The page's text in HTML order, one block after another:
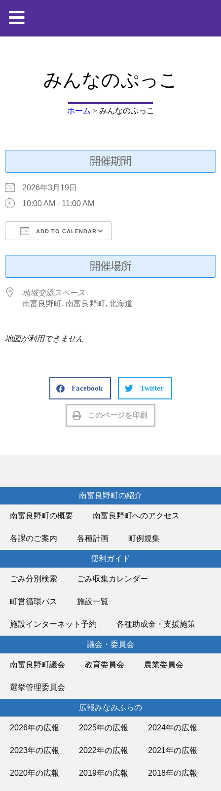
みんなのぷっこ
ホーム > みんなのぷっこ
開催期間
2026年3月19日
10:00 AM - 11:00 AM
ADD TO CALENDAR
開催場所
地域交流スペース
南富良野町, 南富良野町, 北海道
地図が利用できません
Facebook Twitter
このページを印刷
南富良野町の紹介
南富良野町の概要 南富良野町へのアクセス
各課のご案内 各種計画 町例規集
便利ガイド
ごみ分別検索 ごみ収集カレンダー
町営循環バス 施設一覧
施設インターネット予約 各種助成金・支援施策
議会・委員会
南富良野町議会 教育委員会 農業委員会
選挙管理委員会
広報みなみふらの
2026年の広報 2025年の広報 2024年の広報
2023年の広報 2022年の広報 2021年の広報
2020年の広報 2019年の広報 2018年の広報